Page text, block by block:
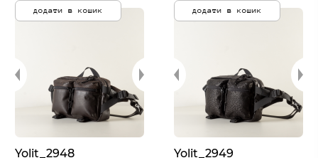
додати в кошик додати в кошик
Yolit_2948 Yolit_2949